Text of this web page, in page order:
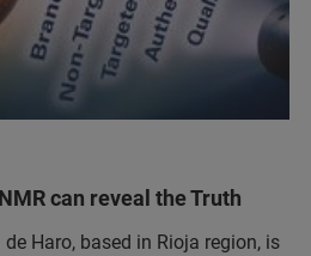
can reveal the Truth
Haro, based in Rioja region, is